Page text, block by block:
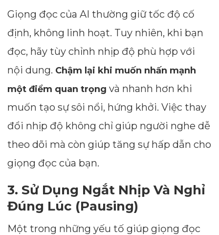
Giọng đọc của AI thường giữ tốc độ cố
định, không linh hoạt. Tuy nhiên, khi bạn
đọc, hãy tùy chỉnh nhịp độ phù hợp với
nội dung. Chậm lại khi muốn nhấn mạnh
một điểm quan trọng và nhanh hơn khi
muốn tạo sự sôi nổi, hứng khởi. Việc thay
đổi nhịp độ không chỉ giúp người nghe dễ
theo dõi mà còn giúp tăng sự hấp dẫn cho
giọng đọc của bạn.
3. Sử Dụng Ngắt Nhịp Và Nghỉ
Đúng Lúc (Pausing)
Một trong những yếu tố giúp giọng đọc